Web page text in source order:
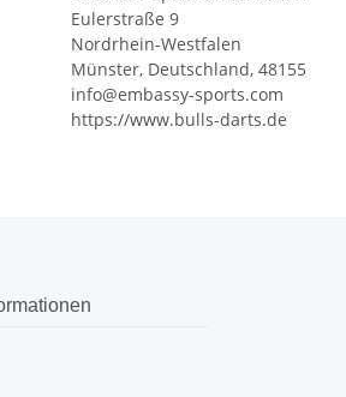
Eulerstraße 9
Nordrhein-Westfalen
Münster, Deutschland, 48155
info@embassy-sports.com
https://www.bulls-darts.de